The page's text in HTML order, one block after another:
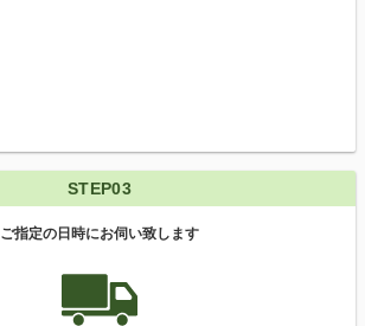
STEP03
ご指定の日時にお伺い致します